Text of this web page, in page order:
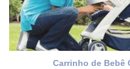
Carrinho de Bebê